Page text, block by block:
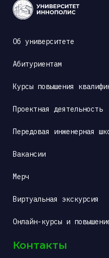
Об университете
Абитуриентам
Курсы повышения
Проектная деятельность
Передовая инженерная
Вакансии
Мерч
Виртуальная экскурсия
Онлайн-курсы и
Контакты